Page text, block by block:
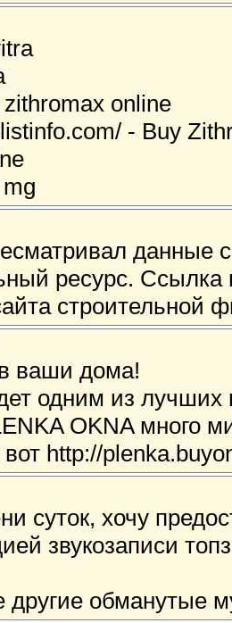
online
- Buy
данные
ресурс.
строительной
ваши дома!
одним из лучших
OKNA много
http://
суток, хочу
звукозаписи
другие обманутые